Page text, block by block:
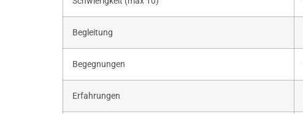
Begleitung
Begegnungen
Erfahrungen